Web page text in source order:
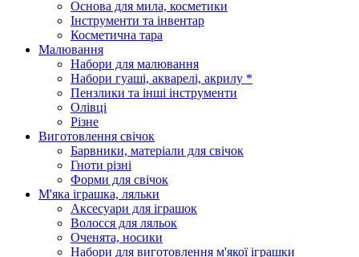
Основа для мила, косметики
Інструменти та інвентар
Косметична тара
Малювання
Набори для малювання
Набори гуаші, акварелі, акрилу *
Пензлики та інші інструменти
Олівці
Різне
Виготовлення свічок
Барвники, матеріали для свічок
Гноти різні
Форми для свічок
М'яка іграшка, ляльки
Аксесуари для іграшок
Волосся для ляльок
Оченята, носики
Набори для виготовлення м'якої іграшки